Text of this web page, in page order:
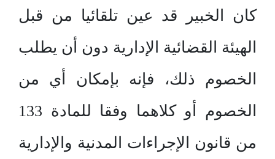
كان الخبير قد عين تلقائيا من قبل
الهيئة القضائية الإدارية دون أن يطلب
الخصوم ذلك، فإنه بإمكان أي من
الخصوم أو كلاهما وفقا للمادة 133
من قانون الإجراءات المدنية والإدارية